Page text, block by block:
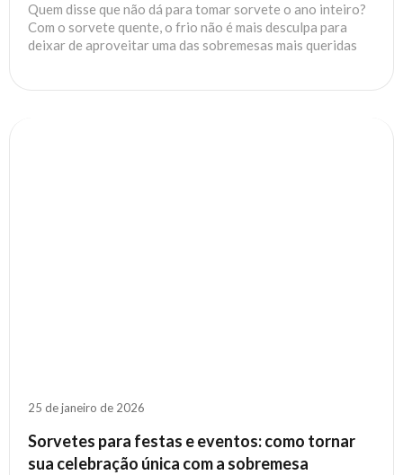
Quem disse que não dá para tomar sorvete o ano inteiro?
Com o sorvete quente, o frio não é mais desculpa para
deixar de aproveitar uma das sobremesas mais queridas
25 de janeiro de 2026
Sorvetes para festas e eventos: como tornar
sua celebração única com a sobremesa